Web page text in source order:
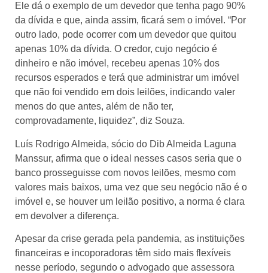
Ele dá o exemplo de um devedor que tenha pago 90%
da dívida e que, ainda assim, ficará sem o imóvel. “Por
outro lado, pode ocorrer com um devedor que quitou
apenas 10% da dívida. O credor, cujo negócio é
dinheiro e não imóvel, recebeu apenas 10% dos
recursos esperados e terá que administrar um imóvel
que não foi vendido em dois leilões, indicando valer
menos do que antes, além de não ter,
comprovadamente, liquidez”, diz Souza.
Luís Rodrigo Almeida, sócio do Dib Almeida Laguna
Manssur, afirma que o ideal nesses casos seria que o
banco prosseguisse com novos leilões, mesmo com
valores mais baixos, uma vez que seu negócio não é o
imóvel e, se houver um leilão positivo, a norma é clara
em devolver a diferença.
Apesar da crise gerada pela pandemia, as instituições
financeiras e incoporadoras têm sido mais flexíveis
nesse período, segundo o advogado que assessora